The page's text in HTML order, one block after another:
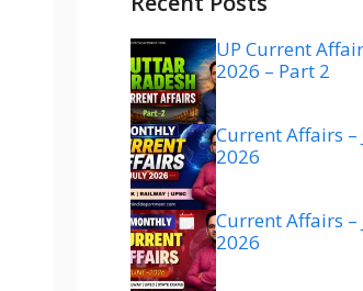
UP Current
2026 – Part 2
Current Affairs –
2026
Current Affairs –
2026